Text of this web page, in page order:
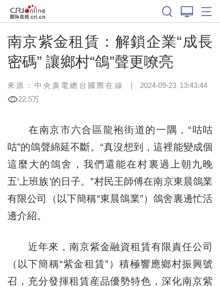
南京紫金租賃：解鎖企業“成長
密碼” 讓鄉村“鴿”聲更嘹亮
來源：中央廣電總台國際在線 | 2024-09-23 13:43:44
22.5万
在南京市六合區龍袍街道的一隅，“咕咕
咕”的鴿聲綿延不斷。“真沒想到，這裡能變成個
這麼大的鴿舍，我們還能在村裏過上朝九晚
五‘上班族’的日子。”村民王師傅在南京東晨鴿業
有限公司（以下簡稱“東晨鴿業”）鴿舍裏邊忙活
邊介紹。
近年來，南京紫金融資租賃有限責任公司
（以下簡稱“紫金租賃”）積極響應鄉村振興號
召，充分發揮租賃産品優勢特色，深化南京紫